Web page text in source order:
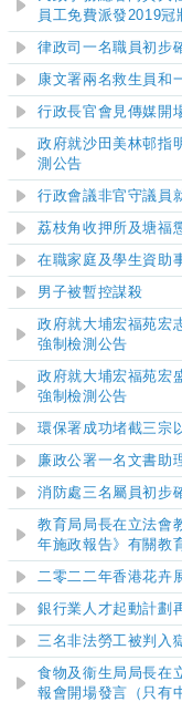
員工免費派發2019冠
律政司一名職員初步
康文署兩名救生員和
行政長官會見傳媒開
政府就沙田美林邨指
測公告
行政會議非官守議員
荔枝角收押所及塘福
在職家庭及學生資助
男子被暫控謀殺
政府就大埔宏福苑宏
強制檢測公告
政府就大埔宏福苑宏
強制檢測公告
環保署成功堵截三宗
廉政公署一名文書助
消防處三名屬員初步
教育局局長在立法會
年施政報告》有關教
二零二二年香港花卉
銀行業人才起動計劃
三名非法勞工被判入
食物及衞生局局長在
報會開場發言（只有